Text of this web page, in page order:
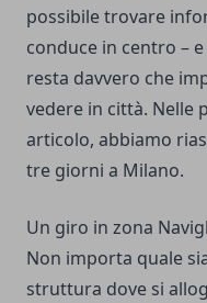
possibile trovare
conduce in centro –
resta davvero che
vedere in città. Nelle
articolo, abbiamo
tre giorni a Milano.
Un giro in zona
Non importa quale
struttura dove si